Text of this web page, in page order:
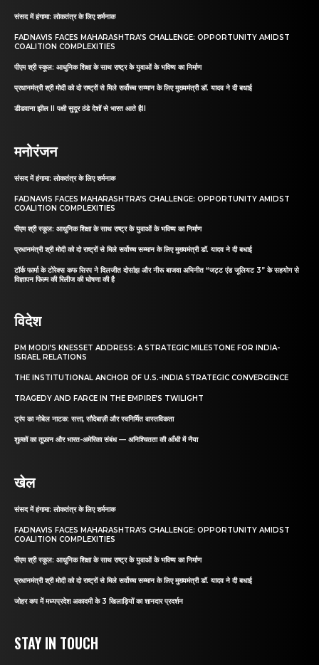
संसद में हंगामा: लोकतंत्र के लिए शर्मनाक
FADNAVIS FACES MAHARASHTRA’S CHALLENGE: OPPORTUNITY AMIDST
COALITION COMPLEXITIES
पीएम श्री स्कूल: आधुनिक शिक्षा के साथ राष्ट्र के युवाओं के भविष्य का निर्माण
प्रधानमंत्री श्री मोदी को दो राष्ट्रों से मिले सर्वोच्च सम्मान के लिए मुख्यमंत्री डॉ. यादव ने दी बधाई
डीडवाना झील II पक्षी सुदूर ठंडे देशों से भारत आते हैII
मनोरंजन
संसद में हंगामा: लोकतंत्र के लिए शर्मनाक
FADNAVIS FACES MAHARASHTRA’S CHALLENGE: OPPORTUNITY AMIDST
COALITION COMPLEXITIES
पीएम श्री स्कूल: आधुनिक शिक्षा के साथ राष्ट्र के युवाओं के भविष्य का निर्माण
प्रधानमंत्री श्री मोदी को दो राष्ट्रों से मिले सर्वोच्च सम्मान के लिए मुख्यमंत्री डॉ. यादव ने दी बधाई
टॉर्क फार्मा के टोरेक्स कफ सिरप ने दिलजीत दोसांझ और नीरू बाजवा अभिनीत “जट्ट एंड जूलियट 3” के सहयोग से
विज्ञापन फिल्म की रिलीज की घोषणा की है
विदेश
PM MODI’S KNESSET ADDRESS: A STRATEGIC MILESTONE FOR INDIA-
ISRAEL RELATIONS
THE INSTITUTIONAL ANCHOR OF U.S.-INDIA STRATEGIC CONVERGENCE
TRAGEDY AND FARCE IN THE EMPIRE’S TWILIGHT
ट्रंप का नोबेल नाटक: सत्ता, सौदेबाज़ी और स्वनिर्मित वास्तविकता
शुल्कों का तूफ़ान और भारत-अमेरिका संबंध — अनिश्चितता की आँधी में नैया
खेल
संसद में हंगामा: लोकतंत्र के लिए शर्मनाक
FADNAVIS FACES MAHARASHTRA’S CHALLENGE: OPPORTUNITY AMIDST
COALITION COMPLEXITIES
पीएम श्री स्कूल: आधुनिक शिक्षा के साथ राष्ट्र के युवाओं के भविष्य का निर्माण
प्रधानमंत्री श्री मोदी को दो राष्ट्रों से मिले सर्वोच्च सम्मान के लिए मुख्यमंत्री डॉ. यादव ने दी बधाई
जोहर कप में मध्यप्रदेश अकादमी के 3 खिलाड़ियों का शानदार प्रदर्शन
STAY IN TOUCH